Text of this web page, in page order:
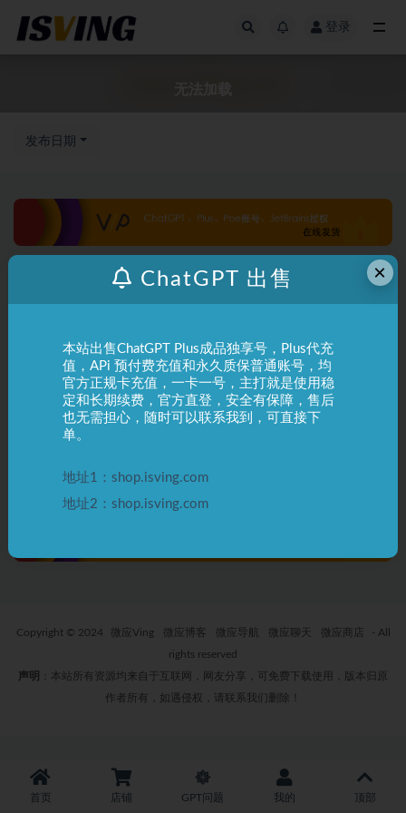
登录
发布日期
ChatGPT 常见问题
ChatGPT 报：“Unable to load
history…”如何处理？
Copyright © 2024 微应Ving 微应博客 微应导航 微应聊天 微应商店
- All
rights reserved
声明
：本站所有资源均来自于互联网，网友分享，可免费下载使用，版本归原
作者所有，如遇侵权，请联系我们删除！
首页 店铺 GPT问题 我的 顶部
×
ChatGPT 出售
本站出售ChatGPT Plus成品独享号，Plus代充
值，APi 预付费充值和永久质保普通账号，均
官方正规卡充值，一卡一号，主打就是使用稳
定和长期续费，官方直登，安全有保障，售后
也无需担心，随时可以联系我到，可直接下
单。
地址1：shop.isving.com
地址2：shop.isving.com